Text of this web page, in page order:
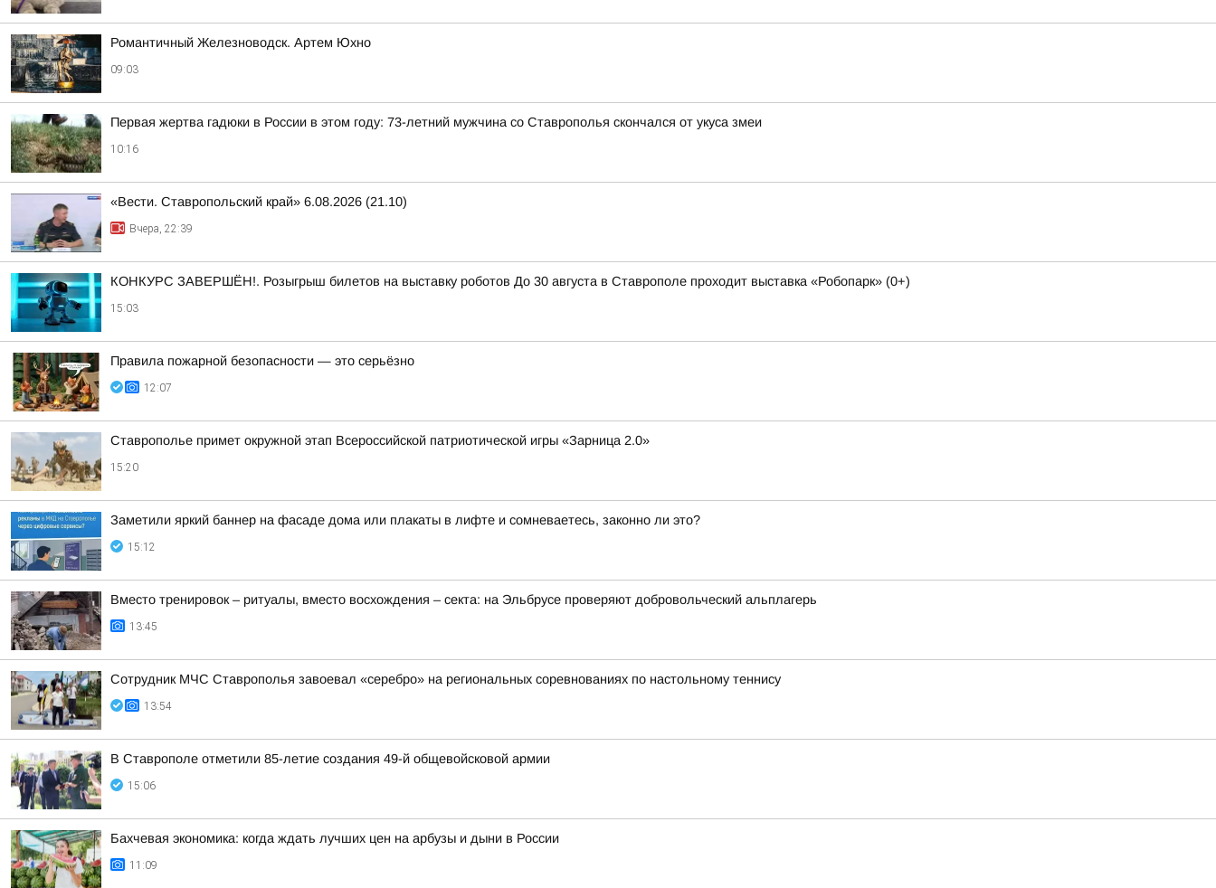
Романтичный Железноводск. Артем Юхно
09:03
Первая жертва гадюки в России в этом году: 73-летний мужчина со Ставрополья скончался от укуса змеи
10:16
«Вести. Ставропольский край» 6.08.2026 (21.10)
Вчера, 22:39
КОНКУРС ЗАВЕРШЁН!. Розыгрыш билетов на выставку роботов До 30 августа в Ставрополе проходит выставка «Робопарк» (0+)
15:03
Правила пожарной безопасности — это серьёзно
12:07
Ставрополье примет окружной этап Всероссийской патриотической игры «Зарница 2.0»
15:20
Заметили яркий баннер на фасаде дома или плакаты в лифте и сомневаетесь, законно ли это?
15:12
Вместо тренировок – ритуалы, вместо восхождения – секта: на Эльбрусе проверяют добровольческий альплагерь
13:45
Сотрудник МЧС Ставрополья завоевал «серебро» на региональных соревнованиях по настольному теннису
13:54
В Ставрополе отметили 85-летие создания 49-й общевойсковой армии
15:06
Бахчевая экономика: когда ждать лучших цен на арбузы и дыни в России
11:09